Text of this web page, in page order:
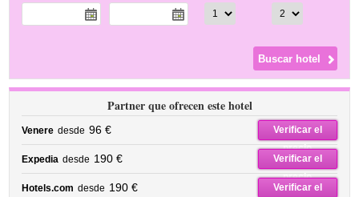
Partner que ofrecen este hotel
Venere desde 96 €
Verificar el
precio
Expedia desde 190 €
Verificar el
precio
Hotels.com desde 190 €
Verificar el